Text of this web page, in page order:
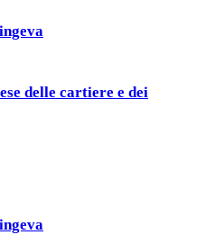
delle cartiere e dei